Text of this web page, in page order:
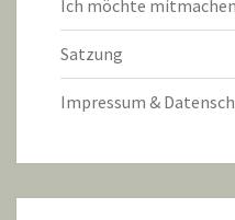
Ich möchte mitmachen
Satzung
Impressum &